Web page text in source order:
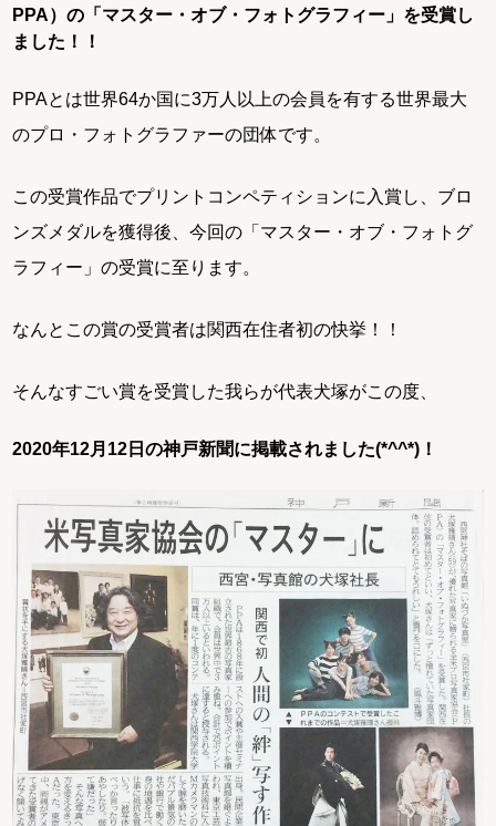
PPA）の 「マスター・オブ・フォトグラフィー」 を受賞し
ました！！
PPAとは世界64か国に3万人以上の会員を有する世界最大
のプロ・フォトグラファーの団体です。
この受賞作品でプリントコンペティションに入賞し、ブロ
ンズメダルを獲得後、今回の「マスター・オブ・フォトグ
ラフィー」の受賞に至ります。
なんとこの賞の受賞者は関西在住者初の快挙！！
そんなすごい賞を受賞した我らが代表犬塚がこの度、
2020年12月12日の神戸新聞に掲載されました(*^^*)！